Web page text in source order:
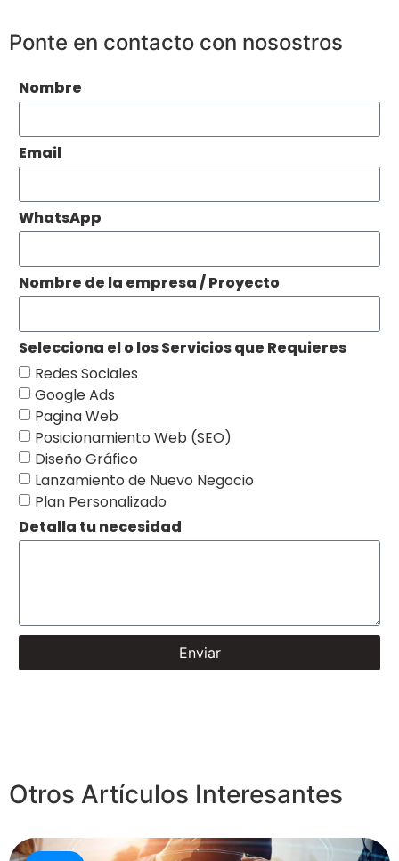
Ponte en contacto con nosostros
Nombre
Email
WhatsApp
Nombre de la empresa / Proyecto
Selecciona el o los Servicios que Requieres
Redes Sociales
Google Ads
Pagina Web
Posicionamiento Web (SEO)
Diseño Gráfico
Lanzamiento de Nuevo Negocio
Plan Personalizado
Detalla tu necesidad
Enviar
Otros Artículos Interesantes